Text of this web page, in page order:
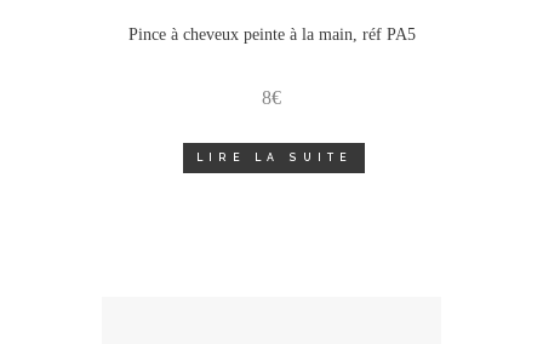
Pince à cheveux peinte à la main, réf PA5
8€
LIRE LA SUITE